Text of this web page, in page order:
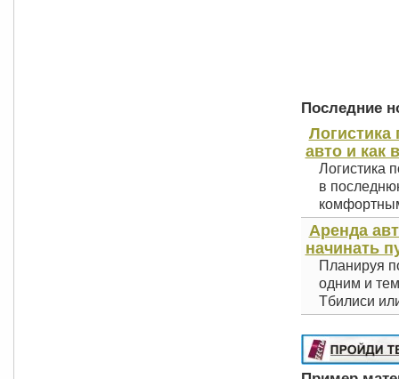
Последние
Логистика
авто и как
Логистика
в
Аренда
начинать
Планируя
одним и
Тбилиси